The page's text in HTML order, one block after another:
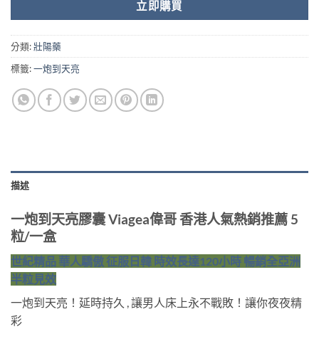
立即購買
分類:壯陽藥
標籤:一炮到天亮
描述
一炮到天亮膠囊 Viagea偉哥 香港人氣熱銷推薦 5
粒/一盒
世紀精品 華人驕傲 征服日韓 時效長達120小時 暢銷全亞洲
半粒見效
一炮到天亮！延時持久 , 讓男人床上永不戰敗！讓你夜夜精
彩